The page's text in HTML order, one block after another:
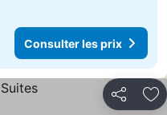
Consulter les prix
Partager